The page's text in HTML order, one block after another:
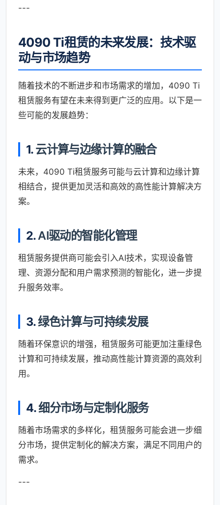
---
4090 Ti租赁的未来发展：技术驱
动与市场趋势
随着技术的不断进步和市场需求的增加，4090 Ti
租赁服务有望在未来得到更广泛的应用。以下是一
些可能的发展趋势：
1.云计算与边缘计算的融合
未来，4090 Ti租赁服务可能与云计算和边缘计算
相结合，提供更加灵活和高效的高性能计算解决方
案。
2.AI驱动的智能化管理
租赁服务提供商可能会引入AI技术，实现设备管
理、资源分配和用户需求预测的智能化，进一步提
升服务效率。
3.绿色计算与可持续发展
随着环保意识的增强，租赁服务可能更加注重绿色
计算和可持续发展，推动高性能计算资源的高效利
用。
4.细分市场与定制化服务
随着市场需求的多样化，租赁服务可能会进一步细
分市场，提供定制化的解决方案，满足不同用户的
需求。
---